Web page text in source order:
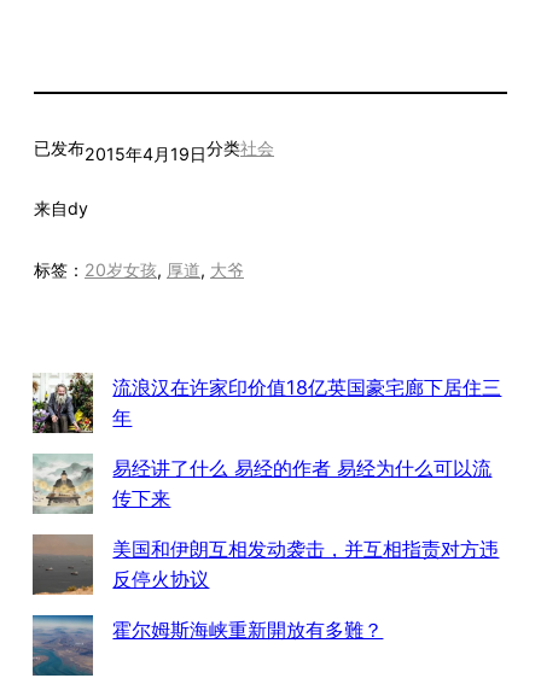
已发布2015年4月19日分类社会
来自dy
标签： 20岁女孩, 厚道, 大爷
流浪汉在许家印价值18亿英国豪宅廊下居住三
年
易经讲了什么 易经的作者 易经为什么可以流
传下来
美国和伊朗互相发动袭击，并互相指责对方违
反停火协议
霍尔姆斯海峡重新開放有多難？